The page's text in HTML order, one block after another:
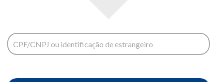
CPF/CNPJ ou identificação de estrangeiro